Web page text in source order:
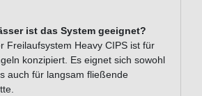
ist das System geeignet?
Freilaufsystem Heavy CIPS ist für
konzipiert. Es eignet sich sowohl
auch für langsam fließende